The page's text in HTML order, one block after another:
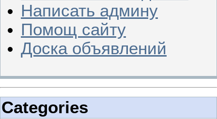
Написать админу
Помощ сайту
Доска объявлений
Categories